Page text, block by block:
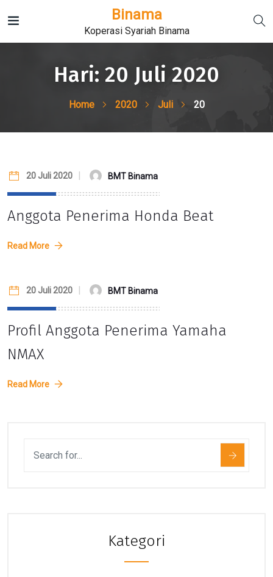
Binama
Koperasi Syariah Binama
Hari: 20 Juli 2020
Home 2020 Juli 20
20 Juli 2020 BMT Binama
Anggota Penerima Honda Beat
Read More
20 Juli 2020 BMT Binama
Profil Anggota Penerima Yamaha
NMAX
Read More
Kategori